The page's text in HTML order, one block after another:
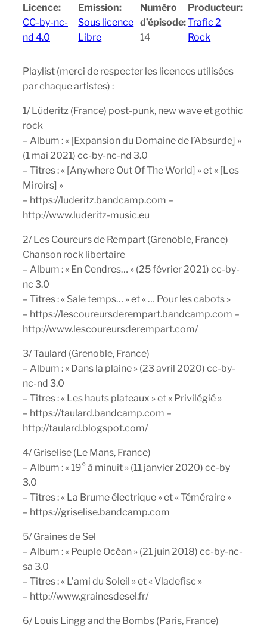
Licence:
CC-by-nc-
nd 4.0
Emission:
Sous licence
Libre
Numéro
d’épisode:
14
Producteur:
Trafic 2
Rock
Playlist (merci de respecter les licences utilisées
par chaque artistes) :
1/ Lüderitz (France) post-punk, new wave et gothic
rock
– Album : « [Expansion du Domaine de l’Absurde] »
(1 mai 2021) cc-by-nc-nd 3.0
– Titres : « [Anywhere Out Of The World] » et « [Les
Miroirs] »
– https://luderitz.bandcamp.com –
http://www.luderitz-music.eu
2/ Les Coureurs de Rempart (Grenoble, France)
Chanson rock libertaire
– Album : « En Cendres… » (25 février 2021) cc-by-
nc 3.0
– Titres : « Sale temps… » et « … Pour les cabots »
– https://lescoureursderempart.bandcamp.com –
http://www.lescoureursderempart.com/
3/ Taulard (Grenoble, France)
– Album : « Dans la plaine » (23 avril 2020) cc-by-
nc-nd 3.0
– Titres : « Les hauts plateaux » et « Privilégié »
– https://taulard.bandcamp.com –
http://taulard.blogspot.com/
4/ Griselise (Le Mans, France)
– Album : « 19° à minuit » (11 janvier 2020) cc-by
3.0
– Titres : « La Brume électrique » et « Téméraire »
– https://griselise.bandcamp.com
5/ Graines de Sel
– Album : « Peuple Océan » (21 juin 2018) cc-by-nc-
sa 3.0
– Titres : « L’ami du Soleil » et « Vladefisc »
– http://www.grainesdesel.fr/
6/ Louis Lingg and the Bombs (Paris, France)